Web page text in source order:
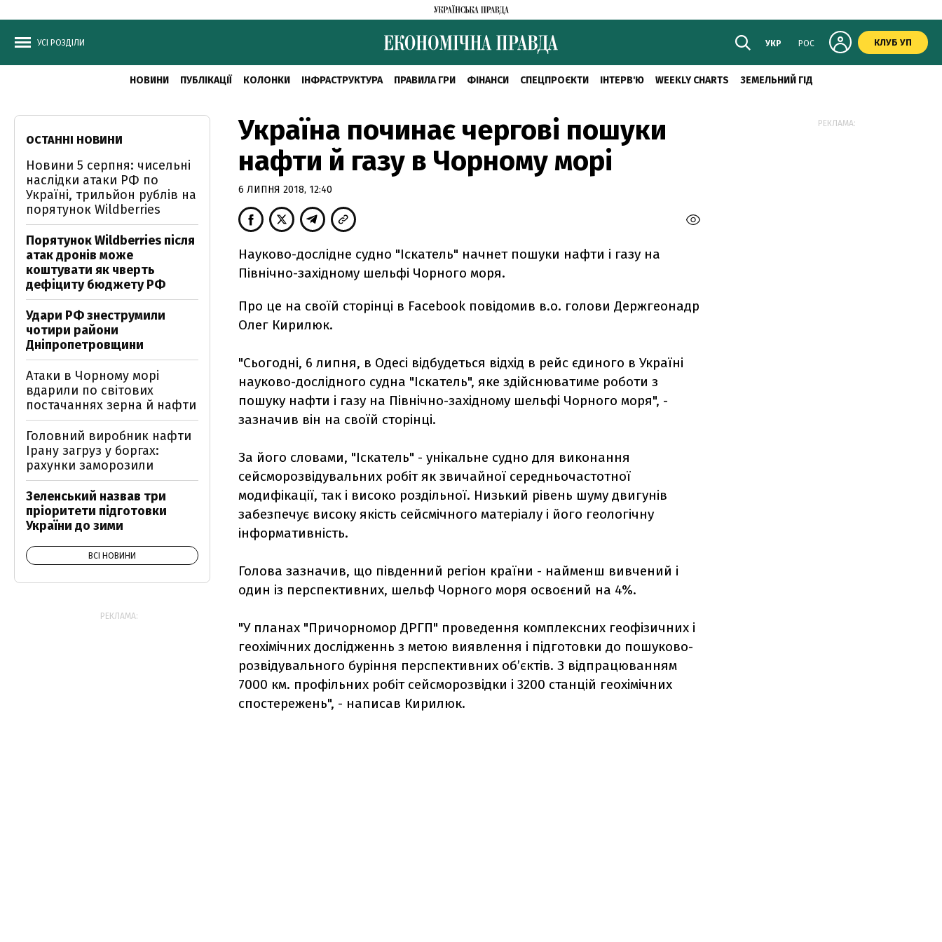
УСІ РОЗДІЛИ УКР РОС КЛУБ УП
НОВИНИ ПУБЛІКАЦІЇ КОЛОНКИ ІНФРАСТРУКТУРА ПРАВИЛА ГРИ ФІНАНСИ СПЕЦПРОЄКТИ ІНТЕРВ'Ю WEEKLY CHARTS ЗЕМЕЛЬНИЙ ГІД
Україна починає чергові пошуки
нафти й газу в Чорному морі
6 ЛИПНЯ 2018, 12:40
Науково-дослідне судно "Іскатель" начнет пошуки нафти і газу на
Північно-західному шельфі Чорного моря.
Про це на своїй сторінці в Facebook повідомив в.о. голови Держгеонадр
Олег Кирилюк.
"Сьогодні, 6 липня, в Одесі відбудеться відхід в рейс єдиного в Україні
науково-дослідного судна "Іскатель", яке здійснюватиме роботи з
пошуку нафти і газу на Північно-західному шельфі Чорного моря", -
зазначив він на своїй сторінці.
За його словами, "Іскатель" - унікальне судно для виконання
сейсморозвідувальних робіт як звичайної середньочастотної
модифікації, так і високо роздільної. Низький рівень шуму двигунів
забезпечує високу якість сейсмічного матеріалу і його геологічну
інформативність.
Голова зазначив, що південний регіон країни - найменш вивчений і
один із перспективних, шельф Чорного моря освоєний на 4%.
"У планах "Причорномор ДРГП" проведення комплексних геофізичних і
геохімічних дослідженнь з метою виявлення і підготовки до пошуково-
розвідувального буріння перспективних об’єктів. З відпрацюванням
7000 км. профільних робіт сейсморозвідки і 3200 станцій геохімічних
спостережень", - написав Кирилюк.
ОСТАННІ НОВИНИ
Новини 5 серпня: чисельні
наслідки атаки РФ по
Україні, трильйон рублів на
порятунок Wildberries
Порятунок Wildberries після
атак дронів може
коштувати як чверть
дефіциту бюджету РФ
Удари РФ знеструмили
чотири райони
Дніпропетровщини
Атаки в Чорному морі
вдарили по світових
постачаннях зерна й нафти
Головний виробник нафти
Ірану загруз у боргах:
рахунки заморозили
Зеленський назвав три
пріоритети підготовки
України до зими
ВСІ НОВИНИ
РЕКЛАМА:
РЕКЛАМА: